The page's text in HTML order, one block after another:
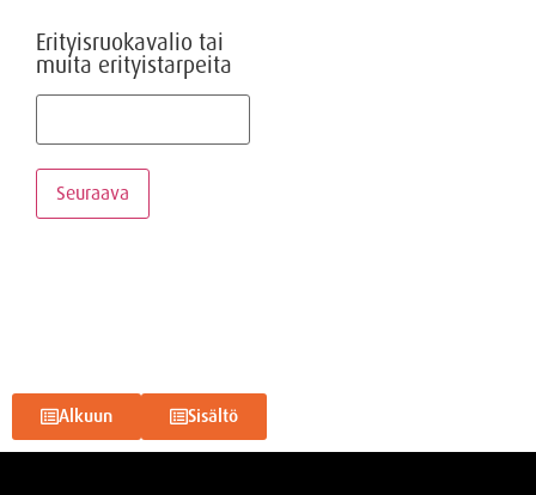
Erityisruokavalio tai
muita erityistarpeita
Seuraava
Alkuun Sisältö